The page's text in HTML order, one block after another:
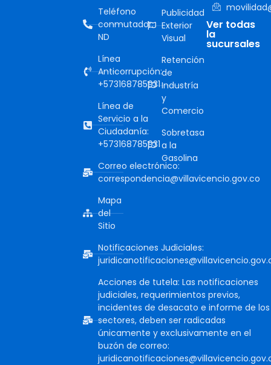
Teléfono
conmutador:
ND
Línea
Anticorrupción:
+573168785931
Línea de
Servicio a la
Ciudadanía:
+573168785931
Correo electrónico:
correspondencia@villavicencio.gov.co
Mapa
del
Sitio
Notificaciones Judiciales:
Acciones de tutela: Las notificaciones
judiciales, requerimientos previos,
incidentes de desacato e informe de los
sectores, deben ser radicadas
únicamente y exclusivamente en el
buzón de correo:
Publicidad
Exterior
Visual
Retención
de
Industría
y
Comercio
Sobretasa
a la
Gasolina
Ver todas
la
sucursales